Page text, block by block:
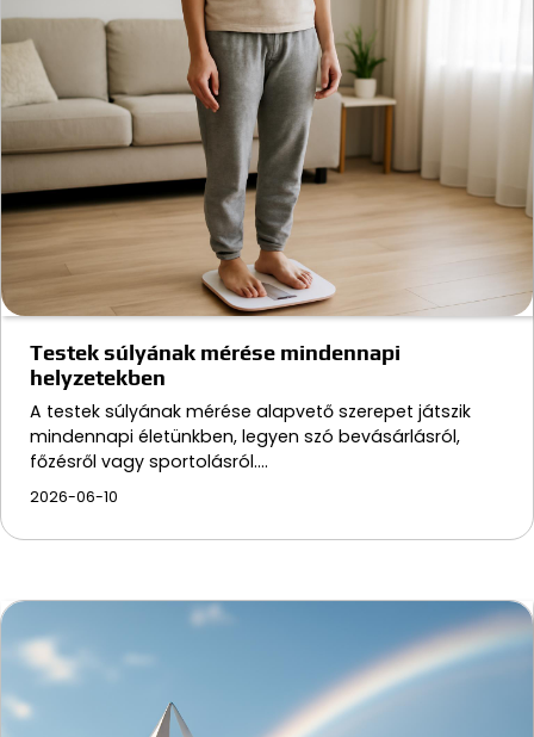
Testek súlyának mérése mindennapi
helyzetekben
A testek súlyának mérése alapvető szerepet játszik
mindennapi életünkben, legyen szó bevásárlásról,
főzésről vagy sportolásról.…
2026-06-10